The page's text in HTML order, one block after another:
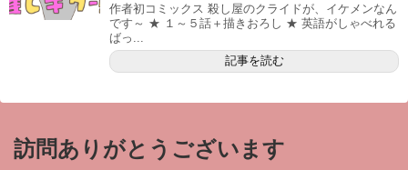
作者初コミックス 殺し屋のクライドが、イケメンなん
です～ ★ １～５話＋描きおろし ★ 英語がしゃべれる
ばっ...
記事を読む
訪問ありがとうございます